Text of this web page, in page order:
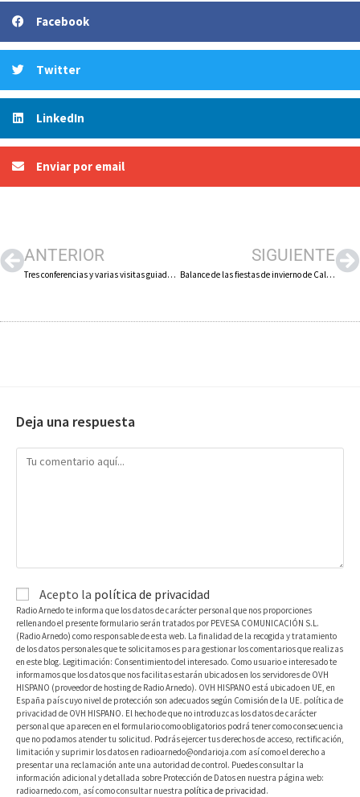
Facebook
Twitter
LinkedIn
Enviar por email
ANTERIOR
Tres conferencias y varias visitas guiadas completan las XXV Jornadas de Estudios Calagurritanos
SIGUIENTE
Balance de las fiestas de invierno de Calahorra, «muy participativas y más seguras»
Deja una respuesta
Acepto la política de privacidad
Radio Arnedo te informa que los datos de carácter personal que nos proporciones
rellenando el presente formulario serán tratados por PEVESA COMUNICACIÓN S.L.
(Radio Arnedo) como responsable de esta web. La finalidad de la recogida y tratamiento
de los datos personales que te solicitamos es para gestionar los comentarios que realizas
en este blog. Legitimación: Consentimiento del interesado. Como usuario e interesado te
informamos que los datos que nos facilitas estarán ubicados en los servidores de OVH
HISPANO (proveedor de hosting de Radio Arnedo). OVH HISPANO está ubicado en UE, en
España país cuyo nivel de protección son adecuados según Comisión de la UE. política de
privacidad de OVH HISPANO. El hecho de que no introduzcas los datos de carácter
personal que aparecen en el formulario como obligatorios podrá tener como consecuencia
que no podamos atender tu solicitud. Podrás ejercer tus derechos de acceso, rectificación,
limitación y suprimir los datos en radioarnedo@ondarioja.com así como el derecho a
presentar una reclamación ante una autoridad de control. Puedes consultar la
información adicional y detallada sobre Protección de Datos en nuestra página web:
radioarnedo.com, así como consultar nuestra política de privacidad.